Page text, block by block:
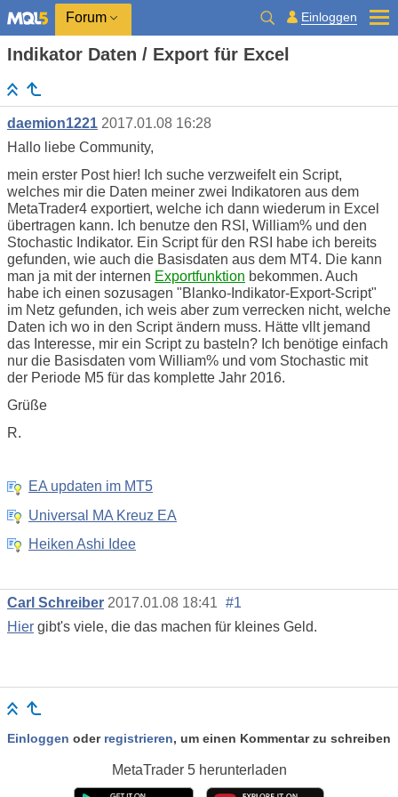
Forum Einloggen
Indikator Daten / Export für Excel
daemion1221 2017.01.08 16:28
Hallo liebe Community,
mein erster Post hier! Ich suche verzweifelt ein Script,
welches mir die Daten meiner zwei Indikatoren aus dem
MetaTrader4 exportiert, welche ich dann wiederum in Excel
übertragen kann. Ich benutze den RSI, William% und den
Stochastic Indikator. Ein Script für den RSI habe ich bereits
gefunden, wie auch die Basisdaten aus dem MT4. Die kann
man ja mit der internen Exportfunktion bekommen. Auch
habe ich einen sozusagen "Blanko-Indikator-Export-Script"
im Netz gefunden, ich weis aber zum verrecken nicht, welche
Daten ich wo in den Script ändern muss. Hätte vllt jemand
das Interesse, mir ein Script zu basteln? Ich benötige einfach
nur die Basisdaten vom William% und vom Stochastic mit
der Periode M5 für das komplette Jahr 2016.
Grüße
R.
EA updaten im MT5
Universal MA Kreuz EA
Heiken Ashi Idee
Carl Schreiber 2017.01.08 18:41 #1
Hier gibt's viele, die das machen für kleines Geld.
Einloggen oder registrieren, um einen Kommentar zu schreiben
MetaTrader 5herunterladen